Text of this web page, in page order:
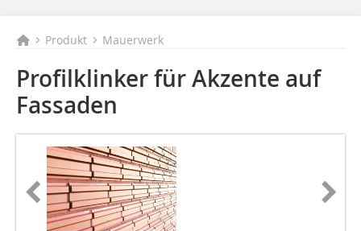
Produkt Mauerwerk
Profilklinker für Akzente auf
Fassaden